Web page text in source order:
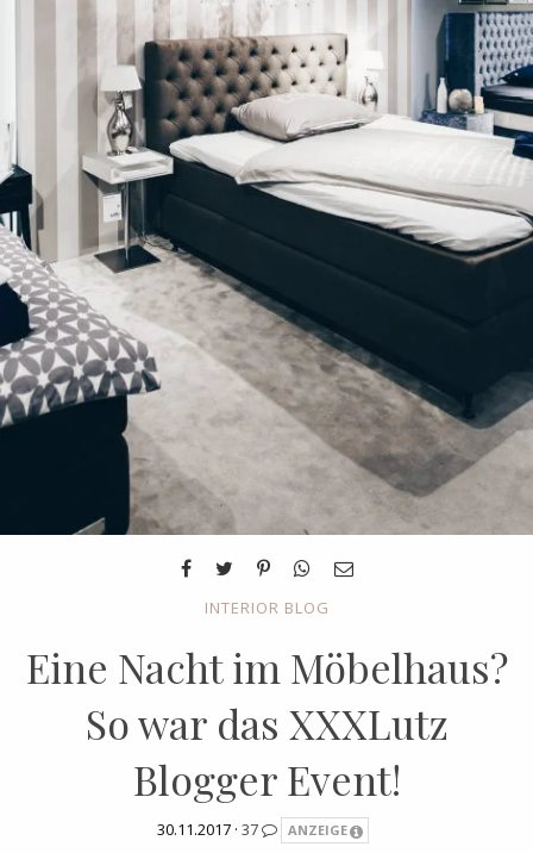
INTERIOR BLOG
Eine Nacht im Möbelhaus?
So war das XXXLutz
Blogger Event!
30.11.2017 · 37 ANZEIGE